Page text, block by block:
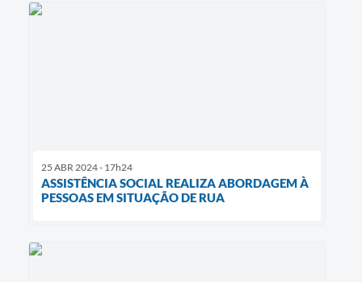
25 ABR 2024 - 17h24
ASSISTÊNCIA SOCIAL REALIZA ABORDAGEM À
PESSOAS EM SITUAÇÃO DE RUA